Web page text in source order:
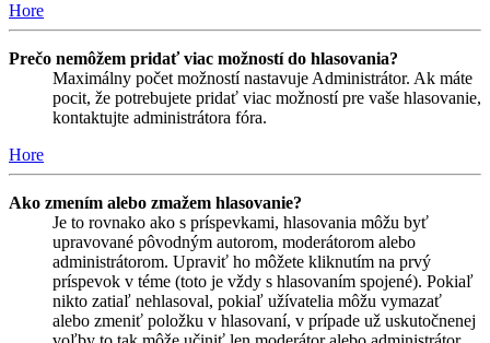
Hore
Prečo nemôžem pridať viac možností do hlasovania?
Maximálny počet možností nastavuje Administrátor. Ak máte
pocit, že potrebujete pridať viac možností pre vaše hlasovanie,
kontaktujte administrátora fóra.
Hore
Ako zmením alebo zmažem hlasovanie?
Je to rovnako ako s príspevkami, hlasovania môžu byť
upravované pôvodným autorom, moderátorom alebo
administrátorom. Upraviť ho môžete kliknutím na prvý
príspevok v téme (toto je vždy s hlasovaním spojené). Pokiaľ
nikto zatiaľ nehlasoval, pokiaľ užívatelia môžu vymazať
alebo zmeniť položku v hlasovaní, v prípade už uskutočnenej